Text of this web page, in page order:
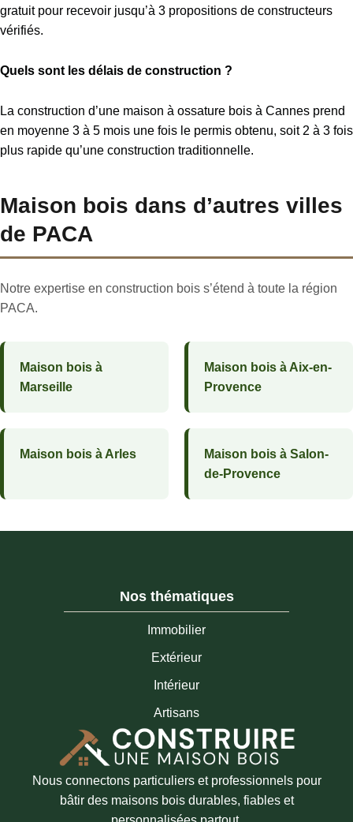
gratuit pour recevoir jusqu’à 3 propositions de constructeurs
vérifiés.
Quels sont les délais de construction ?
La construction d’une maison à ossature bois à Cannes prend
en moyenne 3 à 5 mois une fois le permis obtenu, soit 2 à 3 fois
plus rapide qu’une construction traditionnelle.
Maison bois dans d’autres villes
de PACA
Notre expertise en construction bois s’étend à toute la région
PACA.
Maison bois à
Marseille
Maison bois à Aix-en-
Provence
Maison bois à Arles
Maison bois à Salon-
de-Provence
Nos thématiques
Immobilier
Extérieur
Intérieur
Artisans
Nous connectons particuliers et professionnels pour
bâtir des maisons bois durables, fiables et